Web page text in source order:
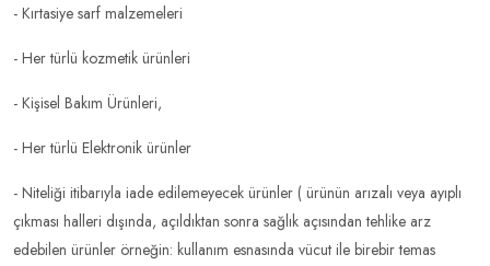
- Kırtasiye sarf malzemeleri
- Her türlü kozmetik ürünleri
- Kişisel Bakım Ürünleri,
- Her türlü Elektronik ürünler
- Niteliği itibarıyla iade edilemeyecek ürünler ( ürünün arızalı veya ayıplı
çıkması halleri dışında, açıldıktan sonra sağlık açısından tehlike arz
edebilen ürünler örneğin: kullanım esnasında vücut ile birebir temas